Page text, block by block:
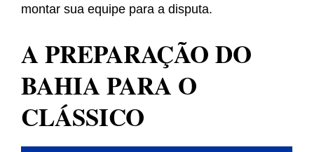
montar sua equipe para a disputa.
A PREPARAÇÃO DO
BAHIA PARA O
CLÁSSICO